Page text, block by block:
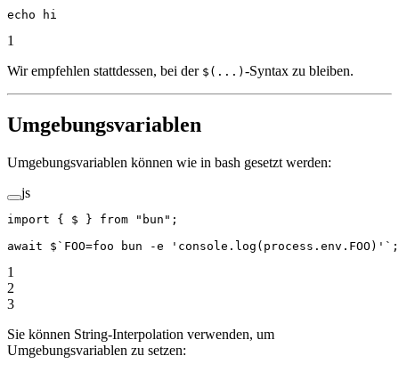
echo hi
1
Wir empfehlen stattdessen, bei der $(...) -Syntax zu bleiben.
Umgebungsvariablen
Umgebungsvariablen können wie in bash gesetzt werden:
js
import { $ } from "bun" ;
await $ `FOO=foo bun -e 'console.log(process.env.FOO)'`
1
2
3
Sie können String-Interpolation verwenden, um
Umgebungsvariablen zu setzen: